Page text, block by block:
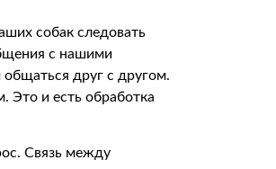
собак следовать
с нашими
друг с другом.
и есть обработка
Связь между